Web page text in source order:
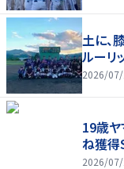
土に、
ルーリ
2026/
19歳
ね獲得
2026/